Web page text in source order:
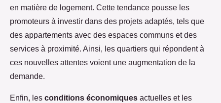
en matière de logement. Cette tendance pousse les
promoteurs à investir dans des projets adaptés, tels que
des appartements avec des espaces communs et des
services à proximité. Ainsi, les quartiers qui répondent à
ces nouvelles attentes voient une augmentation de la
demande.
Enfin, les conditions économiques actuelles et les